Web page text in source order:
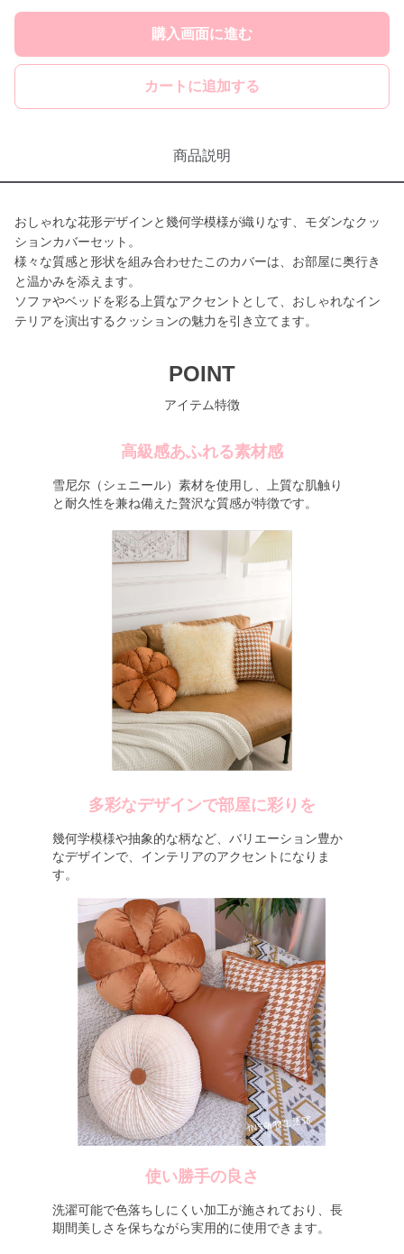
購入画面に進む
カートに追加する
商品説明
おしゃれな花形デザインと幾何学模様が織りなす、モダンなクッ
ションカバーセット。
様々な質感と形状を組み合わせたこのカバーは、お部屋に奥行き
と温かみを添えます。
ソファやベッドを彩る上質なアクセントとして、おしゃれなイン
テリアを演出するクッションの魅力を引き立てます。
POINT
アイテム特徴
高級感あふれる素材感
雪尼尔（シェニール）素材を使用し、上質な肌触り
と耐久性を兼ね備えた贅沢な質感が特徴です。
多彩なデザインで部屋に彩りを
幾何学模様や抽象的な柄など、バリエーション豊か
なデザインで、インテリアのアクセントになりま
す。
使い勝手の良さ
洗濯可能で色落ちしにくい加工が施されており、長
期間美しさを保ちながら実用的に使用できます。